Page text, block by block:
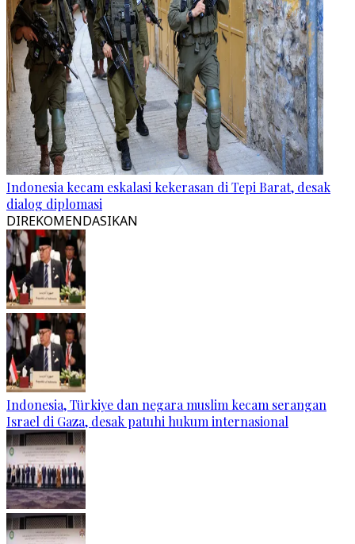
Indonesia kecam eskalasi kekerasan di Tepi Barat, desak
dialog diplomasi
DIREKOMENDASIKAN
Indonesia, Türkiye dan negara muslim kecam serangan
Israel di Gaza, desak patuhi hukum internasional